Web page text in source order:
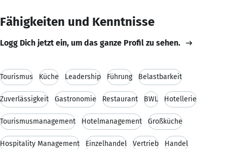
Fähigkeiten und Kenntnisse
Logg Dich jetzt ein, um das ganze Profil zu sehen.
Tourismus Küche Leadership Führung Belastbarkeit
Zuverlässigkeit Gastronomie Restaurant BWL Hotellerie
Tourismusmanagement Hotelmanagement Großküche
Hospitality Management Einzelhandel Vertrieb Handel